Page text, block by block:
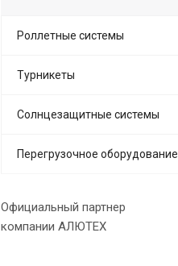
Роллетные системы
Турникеты
Солнцезащитные системы
Перегрузочное оборудование
Официальный партнер
компании АЛЮТЕХ